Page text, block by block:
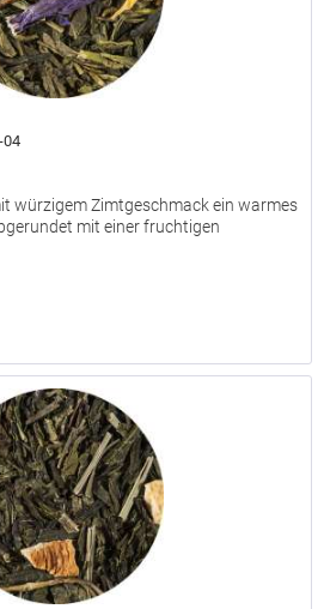
04
würzigem Zimtgeschmack ein warmes
mit einer fruchtigen